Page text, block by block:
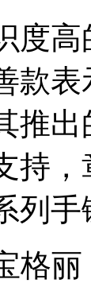
度
款表
推出
持
列手
格丽